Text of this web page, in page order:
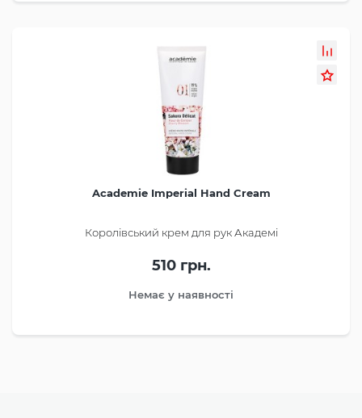
Academie Imperial Hand Cream
Королівський крем для рук Академі
510 грн.
Немає у наявності